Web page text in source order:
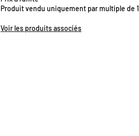
Produit vendu uniquement par multiple de 1
Voir les produits associés